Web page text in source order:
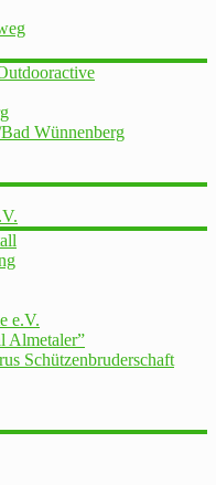
Wünnenberg
e.V.
Almetaler”
Schützenbruderschaft